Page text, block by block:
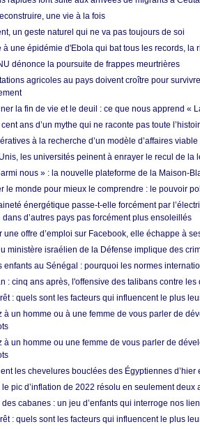
une vie à la fois
un geste naturel qui ne va pas toujours de soi
à une épidémie d'Ebola qui bat tous les records, la
dénonce la poursuite de frappes meurtrières
agricoles au pays doivent croître pour
la fin de vie et le deuil : ce que nous apprend «
ans d’un mythe qui ne raconte pas toute
à la recherche d’un modèle d’affaires
les universités peinent à enrayer le recul de la
nous » : la nouvelle plateforme de la Maison-
le monde pour mieux le comprendre : le pouvoir
énergétique passe-t-elle forcément par
d’autres pays pas forcément plus ensoleillés
une offre d’emploi sur Facebook, elle échappe à
ministère israélien de la Défense implique des
enfants au Sénégal : pourquoi les normes
: cinq ans après, l'offensive des talibans contre les
: quels sont les facteurs qui influencent le plus
à un homme ou à une femme de vous parler de
à un homme ou une femme de vous parler de
les chevelures bouclées des Égyptiennes d’hier
le pic d’inflation de 2022 résolu en seulement
cabanes : un jeu d’enfants qui interroge nos
: quels sont les facteurs qui influencent le plus